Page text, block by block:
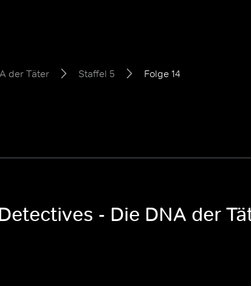
der Täter Staffel 5 Folge 14
- Die DNA der